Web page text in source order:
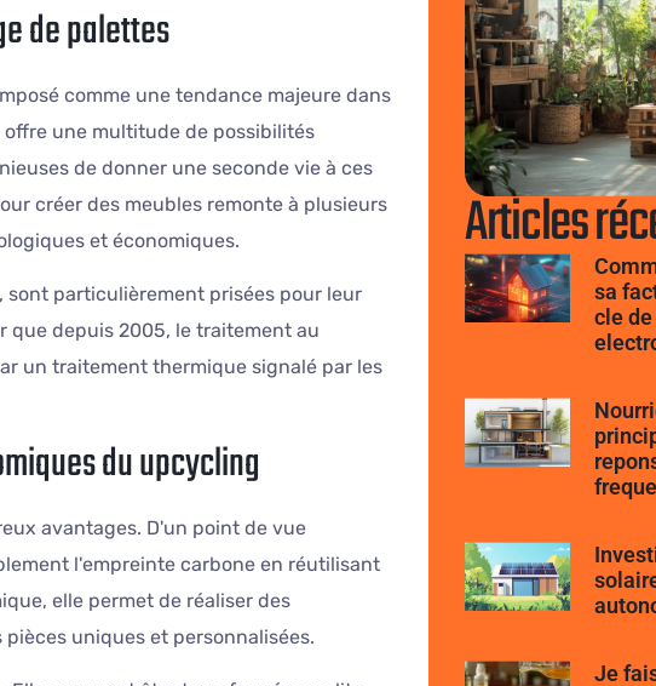
de palettes
comme une tendance majeure dans
une multitude de possibilités
de donner une seconde vie à ces
créer des meubles remonte à plusieurs
et économiques.
sont particulièrement prisées pour leur
que depuis 2005, le traitement au
un traitement thermique signalé par les
du upcycling
avantages. D'un point de vue
l'empreinte carbone en réutilisant
elle permet de réaliser des
uniques et personnalisées.
Articles
sa
cle
Je